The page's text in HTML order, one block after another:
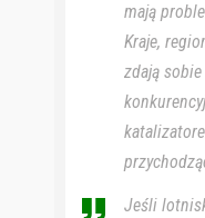
mają
Kraje,
zdają
Jeśli